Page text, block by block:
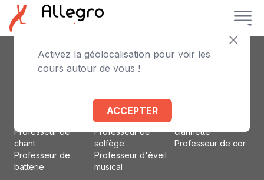
Activez la géolocalisation pour voir les
cours autour de vous !
ACCEPTER
Professeur de
Professeur de
chant
Professeur de
batterie
Professeur de
violoncelle
Professeur de
basse
Professeur de
solfège
Professeur d'éveil
musical
Professeur
clarinette
Professeur de cor